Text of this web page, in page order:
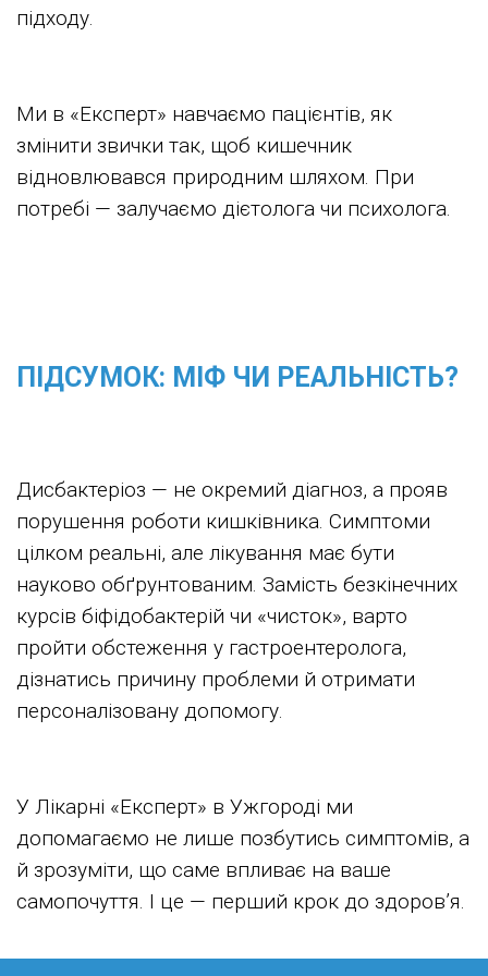
підходу.
Ми в «Експерт» навчаємо пацієнтів, як
змінити звички так, щоб кишечник
відновлювався природним шляхом. При
потребі — залучаємо дієтолога чи психолога.
ПІДСУМОК: МІФ ЧИ РЕАЛЬНІСТЬ?
Дисбактеріоз — не окремий діагноз, а прояв
порушення роботи кишківника. Симптоми
цілком реальні, але лікування має бути
науково обґрунтованим. Замість безкінечних
курсів біфідобактерій чи «чисток», варто
пройти обстеження у гастроентеролога,
дізнатись причину проблеми й отримати
персоналізовану допомогу.
У Лікарні «Експерт» в Ужгороді ми
допомагаємо не лише позбутись симптомів, а
й зрозуміти, що саме впливає на ваше
самопочуття. І це — перший крок до здоров’я.